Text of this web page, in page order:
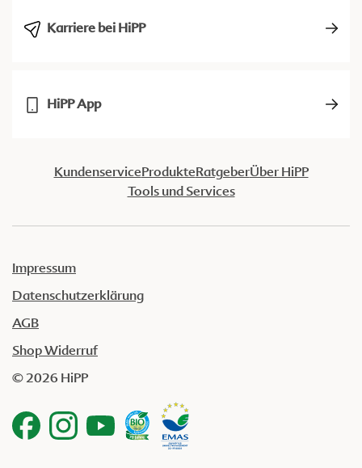
Karriere bei HiPP
HiPP App
KundenserviceProdukteRatgeberÜber HiPP
Tools und Services
Impressum
Datenschutzerklärung
AGB
Shop Widerruf
© 2026 HiPP